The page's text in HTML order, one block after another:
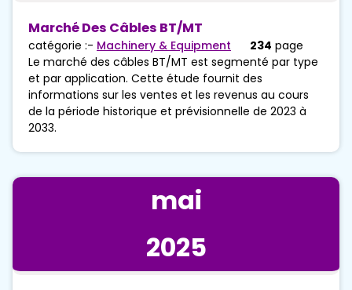
Marché Des Câbles BT/MT
catégorie :- Machinery & Equipment 234 page
Le marché des câbles BT/MT est segmenté par type
et par application. Cette étude fournit des
informations sur les ventes et les revenus au cours
de la période historique et prévisionnelle de 2023 à
2033.
mai
2025